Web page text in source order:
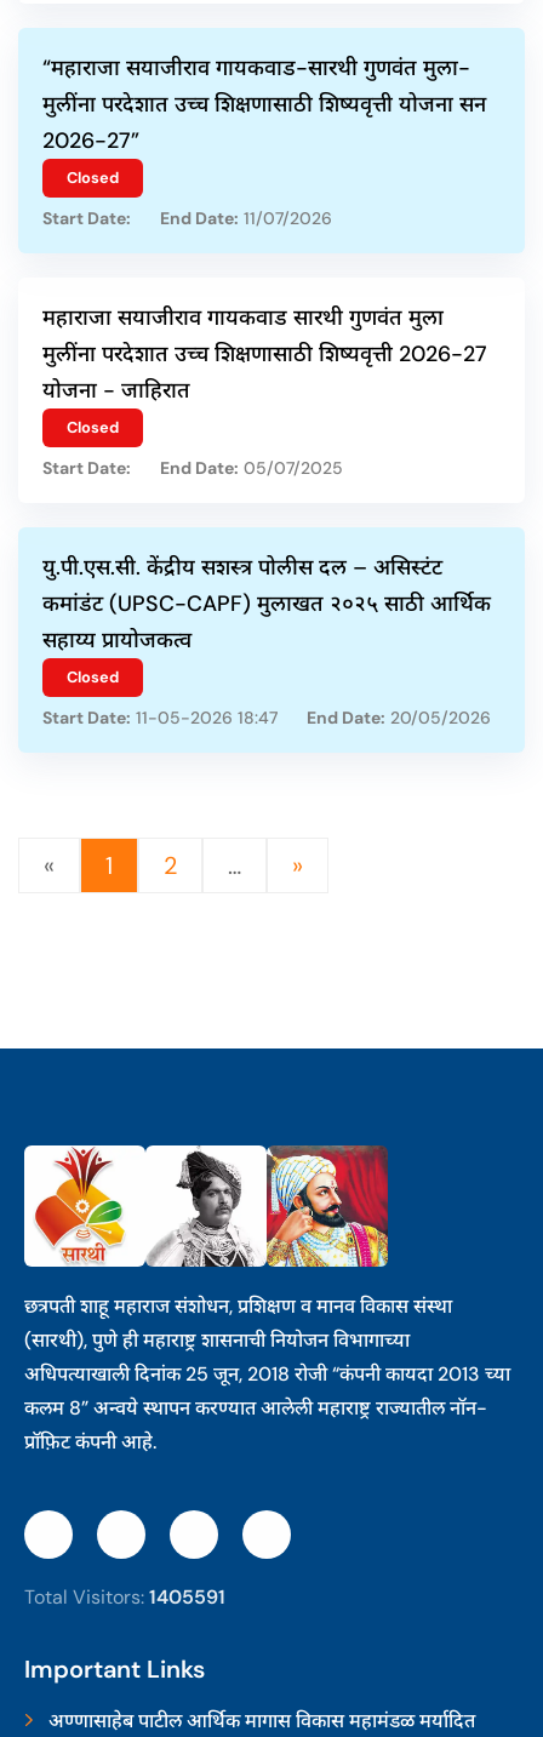
“महाराजा सयाजीराव गायकवाड-सारथी गुणवंत मुला-
मुलींना परदेशात उच्च शिक्षणासाठी शिष्यवृत्ती योजना सन
2026-27”
Closed
Start Date: End Date: 11/07/2026
महाराजा सयाजीराव गायकवाड सारथी गुणवंत मुला
मुलींना परदेशात उच्च शिक्षणासाठी शिष्यवृत्ती 2026-27
योजना - जाहिरात
Closed
Start Date: End Date: 05/07/2025
यु.पी.एस.सी. केंद्रीय सशस्त्र पोलीस दल – असिस्टंट
कमांडंट (UPSC-CAPF) मुलाखत २०२५ साठी आर्थिक
सहाय्य प्रायोजकत्व
Closed
Start Date: 11-05-2026 18:47 End Date: 20/05/2026
« 1 2 … »
छत्रपती शाहू महाराज संशोधन, प्रशिक्षण व मानव विकास संस्था
(सारथी), पुणे ही महाराष्ट्र शासनाची नियोजन विभागाच्या
अधिपत्याखाली दिनांक 25 जून, 2018 रोजी “कंपनी कायदा 2013 च्या
कलम 8” अन्वये स्थापन करण्यात आलेली महाराष्ट्र राज्यातील नॉन-
प्रॉफ़िट कंपनी आहे.
Total Visitors:1405591
Important Links
अण्णासाहेब पाटील आर्थिक मागास विकास महामंडळ मर्यादित